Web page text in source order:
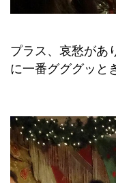
プラス、哀愁があ
に一番グググッと